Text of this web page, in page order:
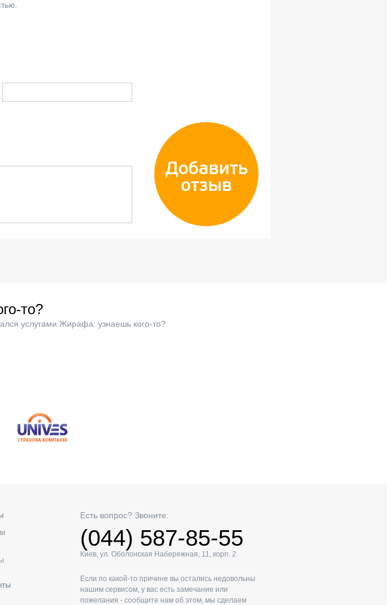
Добавить
отзыв
то?
услугами Жирафа: узнаешь кого-то?
Есть вопрос? Звоните:
(044) 587-85-55
Киев, ул. Оболонская Набережная, 11, корп. 2
Если по какой-то причине вы остались недовольны
нашим сервисом, у вас есть замечание или
пожелания - сообщите нам об этом, мы сделаем